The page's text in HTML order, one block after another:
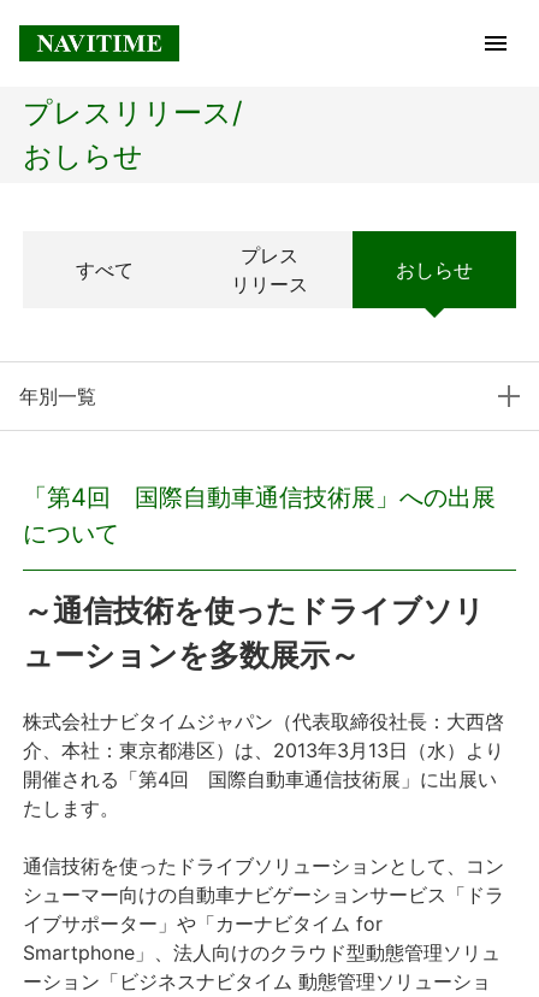
トップページ
経営理念
プレスリリース
プレスリリース
おしらせ
サービス
個人向けサービス
採用情報
English
プレスリリース/
おしらせ
すべて
プレス
リリース
おしらせ
年別一覧
「第4回 国際自動車通信技術展」への出展
について
～通信技術を使ったドライブソリ
ューションを多数展示～
株式会社ナビタイムジャパン（代表取締役社長：大西啓
介、本社：東京都港区）は、2013年3月13日（水）より
開催される「第4回 国際自動車通信技術展」に出展い
たします。
通信技術を使ったドライブソリューションとして、コン
シューマー向けの自動車ナビゲーションサービス「ドラ
イブサポーター」や「カーナビタイム for
Smartphone」、法人向けのクラウド型動態管理ソリュ
ーション「ビジネスナビタイム 動態管理ソリューショ